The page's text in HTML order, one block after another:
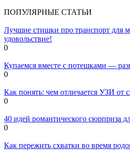
ПОПУЛЯРНЫЕ СТАТЬИ
Лучшие стишки про транспорт для
удовольствие!
0
Купаемся вместе с потешками —
0
Как понять: чем отличается УЗИ от
0
40 идей романтического сюрприза
0
Как пережить схватки во время